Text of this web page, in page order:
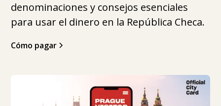
denominaciones y consejos esenciales
para usar el dinero en la República Checa.
Cómo pagar